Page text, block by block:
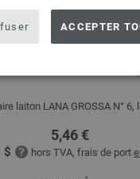
ACCEPTER
laiton LANA GROSSA N° 6,
5,46 €
$ hors TVA, frais de port